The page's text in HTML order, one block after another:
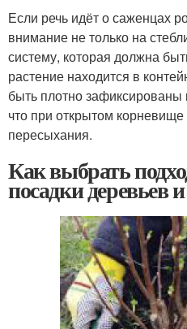
Если речь идёт о саженцах
внимание не только на
систему, которая должна
растение находится в
быть плотно
что при открытом корневище
пересыхания.
Как выбрать
посадки деревьев